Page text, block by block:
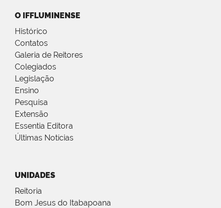
O IFFLUMINENSE
Histórico
Contatos
Galeria de Reitores
Colegiados
Legislação
Ensino
Pesquisa
Extensão
Essentia Editora
Últimas Notícias
UNIDADES
Reitoria
Bom Jesus do Itabapoana